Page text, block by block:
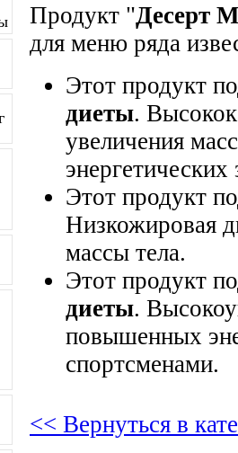
Продукт "Десерт
для меню ряда
Этот продукт
диеты.
увеличения
энергетических
Этот продукт
Низкожировая
массы тела.
Этот продукт
диеты.
повышенных
спортсменами.
<< Вернуться в